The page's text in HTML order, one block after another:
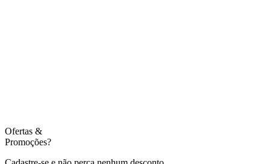
Ofertas &
Promoções?